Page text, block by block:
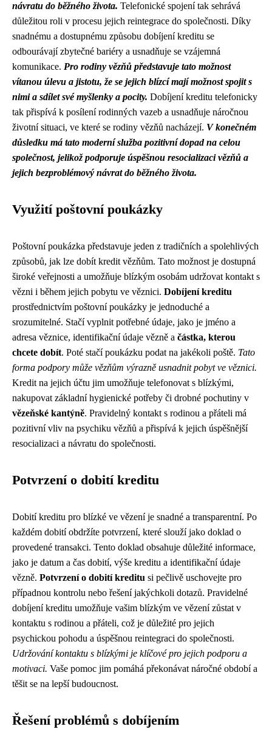
návratu do běžného života. Telefonické spojení tak sehrává
důležitou roli v procesu jejich reintegrace do společnosti. Díky
snadnému a dostupnému způsobu dobíjení kreditu se
odbourávají zbytečné bariéry a usnadňuje se vzájemná
komunikace. Pro rodiny vězňů představuje tato možnost
vítanou úlevu a jistotu, že se jejich blízcí mají možnost spojit s
nimi a sdílet své myšlenky a pocity. Dobíjení kreditu telefonicky
tak přispívá k posílení rodinných vazeb a usnadňuje náročnou
životní situaci, ve které se rodiny vězňů nacházejí. V konečném
důsledku má tato moderní služba pozitivní dopad na celou
společnost, jelikož podporuje úspěšnou resocializaci vězňů a
jejich bezproblémový návrat do běžného života.
Využití poštovní poukázky
Poštovní poukázka představuje jeden z tradičních a spolehlivých
způsobů, jak lze dobít kredit vězňům. Tato možnost je dostupná
široké veřejnosti a umožňuje blízkým osobám udržovat kontakt s
vězni i během jejich pobytu ve věznici. Dobíjení kreditu
prostřednictvím poštovní poukázky je jednoduché a
srozumitelné. Stačí vyplnit potřebné údaje, jako je jméno a
adresa věznice, identifikační údaje vězně a částka, kterou
chcete dobít. Poté stačí poukázku podat na jakékoli poště. Tato
forma podpory může vězňům výrazně usnadnit pobyt ve věznici.
Kredit na jejich účtu jim umožňuje telefonovat s blízkými,
nakupovat základní hygienické potřeby či drobné pochutiny v
vězeňské kantýně. Pravidelný kontakt s rodinou a přáteli má
pozitivní vliv na psychiku vězňů a přispívá k jejich úspěšnější
resocializaci a návratu do společnosti.
Potvrzení o dobití kreditu
Dobití kreditu pro blízké ve vězení je snadné a transparentní. Po
každém dobití obdržíte potvrzení, které slouží jako doklad o
provedené transakci. Tento doklad obsahuje důležité informace,
jako je datum a čas dobití, výše kreditu a identifikační údaje
vězně. Potvrzení o dobití kreditu si pečlivě uschovejte pro
případnou kontrolu nebo řešení jakýchkoli dotazů. Pravidelné
dobíjení kreditu umožňuje vašim blízkým ve vězení zůstat v
kontaktu s rodinou a přáteli, což je důležité pro jejich
psychickou pohodu a úspěšnou reintegraci do společnosti.
Udržování kontaktu s blízkými je klíčové pro jejich podporu a
motivaci. Vaše pomoc jim pomáhá překonávat náročné období a
těšit se na lepší budoucnost.
Řešení problémů s dobíjením